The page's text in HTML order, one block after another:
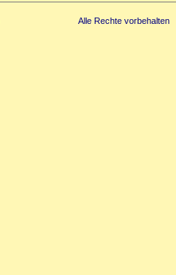
Alle Rechte vorbehalten